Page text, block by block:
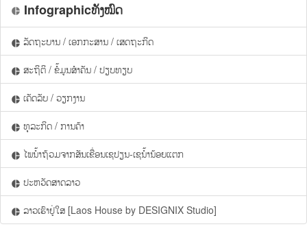
pie_chart Infographicທັງໝົດ
pie_chart ລັດຖະບານ / ເອກກະສານ / ເສດຖະກິດ
pie_chart ສະຖິຕິ / ຂໍ້ມູນສຳຄັນ / ປຽບທຽບ
pie_chart ເຄັດລັບ / ວຽກງານ
pie_chart ທຸລະກິດ / ການຄ້າ
pie_chart ໄພນ້ຳຖ້ວມຈາກສັນເຂື່ອນເຊປຽນ-ເຊນ້ຳນ້ອຍແຕກ
pie_chart ປະຫວັດສາດລາວ
pie_chart ລາວເຮົາຢູ່ໃສ [Laos House by DESIGNIX Studio]